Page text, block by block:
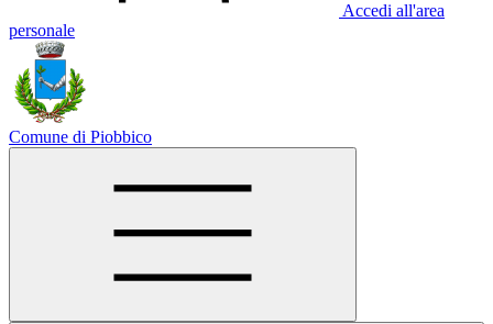
Accedi all'area
personale
Comune di Piobbico